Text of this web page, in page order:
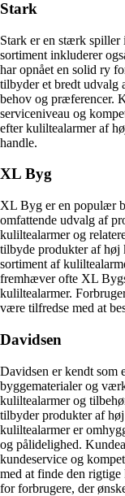
Stark
Stark er en stærk
sortiment inkluderer
har opnået en solid ry
tilbyder et bredt udvalg
behov og præferencer.
serviceniveau og
efter kuliltealarmer af
handle.
XL Byg
XL Byg er en populær
omfattende udvalg af
kuliltealarmer og
tilbyde produkter af høj
sortiment af
fremhæver ofte XL
kuliltealarmer.
være tilfredse med at
Davidsen
Davidsen er kendt som
byggematerialer og
kuliltealarmer og
tilbyder produkter af
kuliltealarmer er
og pålidelighed.
kundeservice og
med at finde den
for forbrugere, der